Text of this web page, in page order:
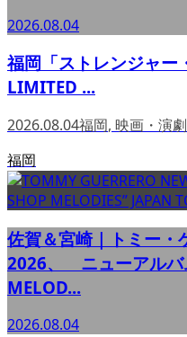
2026.08.04
福岡「ストレンジャー
LIMITED ...
2026.08.04福岡, 映画・演
福岡
佐賀＆宮崎｜トミー・
2026、 ニューアルバ
MELOD...
2026.08.04